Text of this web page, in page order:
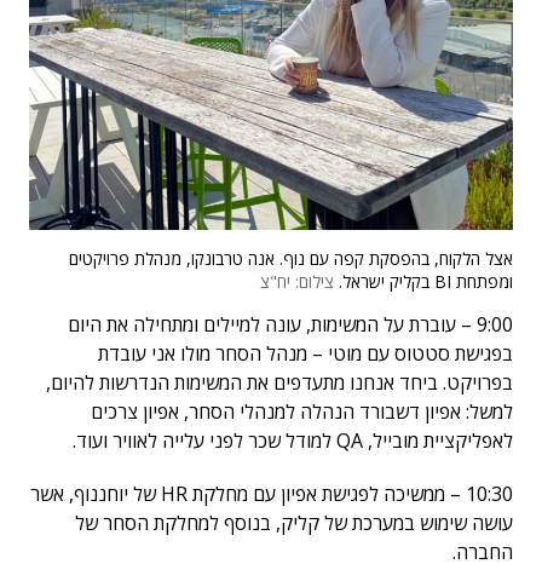
אצל הלקוח, בהפסקת קפה עם נוף. אנה טרבונקו, מנהלת פרויקטים
ומפתחת BI בקליק ישראל.
צילום: יח"צ
9:00 – עוברת על המשימות, עונה למיילים ומתחילה את היום
בפגישת סטטוס עם מוטי – מנהל הסחר מולו אני עובדת
בפרויקט. ביחד אנחנו מתעדפים את המשימות הנדרשות להיום,
למשל: אפיון דשבורד הנהלה למנהלי הסחר, אפיון צרכים
לאפליקציית מובייל, QA למודל שכר לפני עלייה לאוויר ועוד.
10:30 – ממשיכה לפגישת אפיון עם מחלקת HR של יוחננוף, אשר
עושה שימוש במערכת של קליק, בנוסף למחלקת הסחר של
החברה.